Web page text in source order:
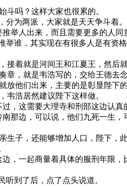
斗吗？这样大家也很累的。
为两派，大家就是天天争斗着。
人出来，而且需要更多的人同
谁，其实现在有很多人是有资
着就是河间王和江夏王，然后
章，就是韦浩写的，交给王德去念
放他们出来，主要的是彰显陛下的
韦浩居然建议陛下这样做。
这需要大理寺和刑部这边认
那边，可以说，他们九死一生
子，还能够增加人口，陛下，
，一起商量着具体的服刑年限
到了后，点了点头说道。